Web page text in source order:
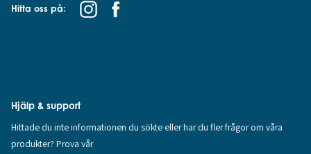
Hitta oss på:
Hjälp & support
Hittade du inte informationen du sökte eller har du fler frågor om våra
produkter? Prova vår